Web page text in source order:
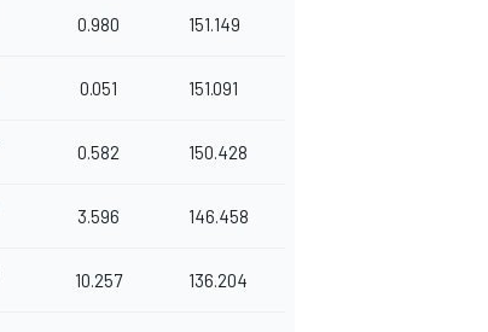
0.980 151.149
0.051 151.091
0.582 150.428
3.596 146.458
10.257 136.204